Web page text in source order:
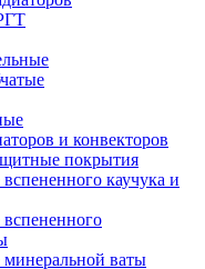
и конвекторов
покрытия
каучука и
минеральной ваты